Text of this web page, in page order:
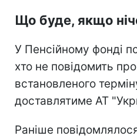
Що буде, якщо
У Пенсійному фонді
хто не повідомить
встановленого
доставлятиме АТ
Раніше